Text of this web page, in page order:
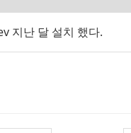
지난 달 설치 했다.